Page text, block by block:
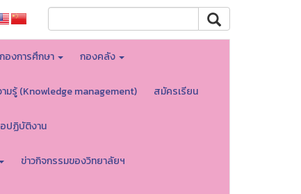
กองการศึกษา กองคลัง
มรู้ (Knowledge management) สมัครเรียน
ปฏิบัติงาน
ข่าวกิจกรรมของวิทยาลัยฯ